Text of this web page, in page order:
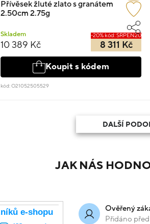
Přívěsek žluté zlato s granátem
2.50cm 2.75g
Skladem
10 389 Kč
-20% kód: SRPEN20
8 311 Kč
Koupit s kódem
kód: O21052505529
DALŠÍ
JAK NÁS
Ověřený
Přidáno